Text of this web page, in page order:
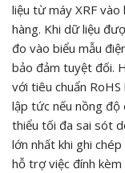
liệu từ máy XRF
hàng. Khi dữ liệu
đo vào biểu mẫu
bảo đảm tuyệt đối.
với tiêu chuẩn
lập tức nếu nồng
thiểu tối đa sai sót
lớn nhất khi ghi
hỗ trợ việc đính